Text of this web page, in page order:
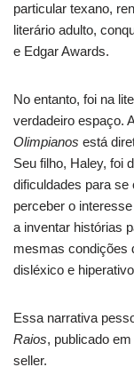
particular texano,
literário adulto,
e Edgar Awards.
No entanto, foi na
verdadeiro espaço.
Olimpianos está
Seu filho, Haley, foi
dificuldades para se
perceber o
a inventar histórias
mesmas
disléxico e
Essa narrativa
Raios, publicado
seller.